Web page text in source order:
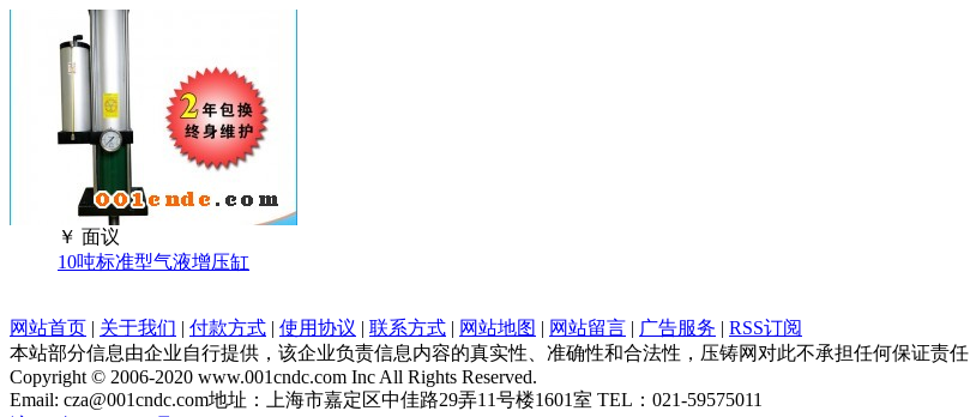
￥ 面议
10吨标准型气液增压缸
网站首页 | 关于我们 | 付款方式 | 使用协议 | 联系方式 | 网站地图 | 网站留言 | 广告服务 | RSS订阅
本站部分信息由企业自行提供，该企业负责信息内容的真实性、准确性和合法性，压铸网对此不承担任何保证责任
Copyright © 2006-2020 www.001cndc.com Inc All Rights Reserved.
Email: cza@001cndc.com地址：上海市嘉定区中佳路29弄11号楼1601室 TEL：021-59575011